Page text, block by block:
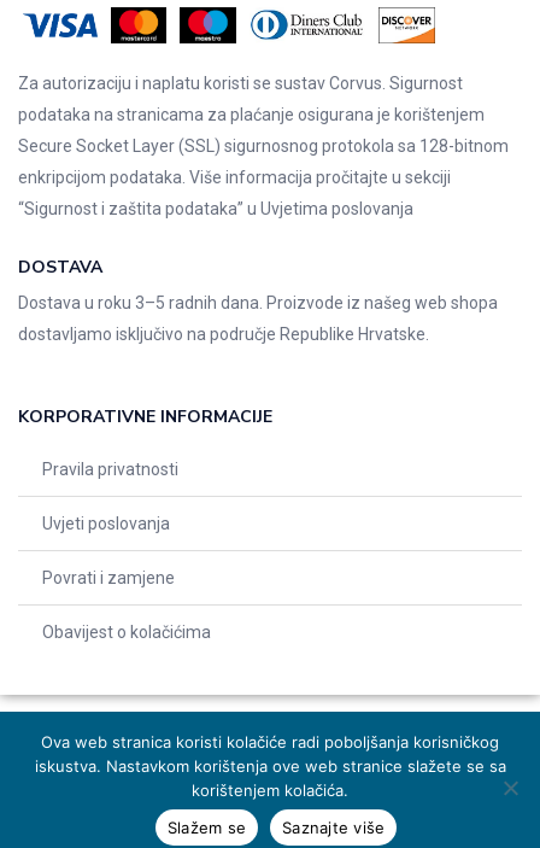
Dodaj u košaricu Naruči odmah
Za autorizaciju i naplatu koristi se sustav Corvus. Sigurnost
podataka na stranicama za plaćanje osigurana je korištenjem
Secure Socket Layer (SSL) sigurnosnog protokola sa 128-bitnom
enkripcijom podataka. Više informacija pročitajte u sekciji
“Sigurnost i zaštita podataka” u Uvjetima poslovanja
DOSTAVA
Dostava u roku 3–5 radnih dana. Proizvode iz našeg web shopa
dostavljamo isključivo na područje Republike Hrvatske.
KORPORATIVNE INFORMACIJE
Pravila privatnosti
Uvjeti poslovanja
Povrati i zamjene
Obavijest o kolačićima
© 2026 Indentals. Sva prava pridržana – Design by Michel studio
Ova web stranica koristi kolačiće radi poboljšanja korisničkog
iskustva. Nastavkom korištenja ove web stranice slažete se sa
korištenjem kolačića.
Slažem se
Saznajte više